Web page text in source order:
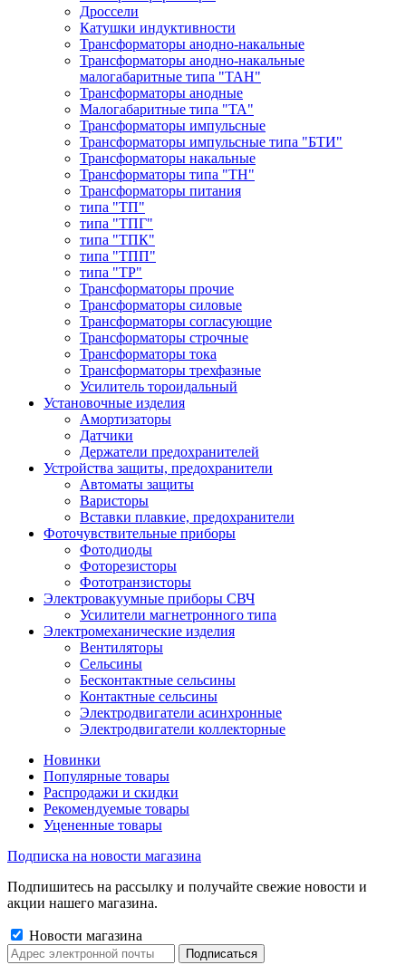
Дроссели
Катушки индуктивности
Трансформаторы анодно-накальные
Трансформаторы анодно-накальные
малогабаритные типа "ТАН"
Трансформаторы анодные
Малогабаритные типа "ТА"
Трансформаторы импульсные
Трансформаторы импульсные типа "БТИ"
Трансформаторы накальные
Трансформаторы типа "ТН"
Трансформаторы питания
типа "ТП"
типа "ТПГ"
типа "ТПК"
типа "ТПП"
типа "ТР"
Трансформаторы прочие
Трансформаторы силовые
Трансформаторы согласующие
Трансформаторы строчные
Трансформаторы тока
Трансформаторы трехфазные
Усилитель тороидальный
Установочные изделия
Амортизаторы
Датчики
Держатели предохранителей
Устройства защиты, предохранители
Автоматы защиты
Варисторы
Вставки плавкие, предохранители
Фоточувствительные приборы
Фотодиоды
Фоторезисторы
Фототранзисторы
Электровакуумные приборы СВЧ
Усилители магнетронного типа
Электромеханические изделия
Вентиляторы
Сельсины
Бесконтактные сельсины
Контактные сельсины
Электродвигатели асинхронные
Электродвигатели коллекторные
Новинки
Популярные товары
Распродажи и скидки
Рекомендуемые товары
Уцененные товары
Подписка на новости магазина
Подпишитесь на рассылку и получайте свежие новости и
акции нашего магазина.
Новости магазина